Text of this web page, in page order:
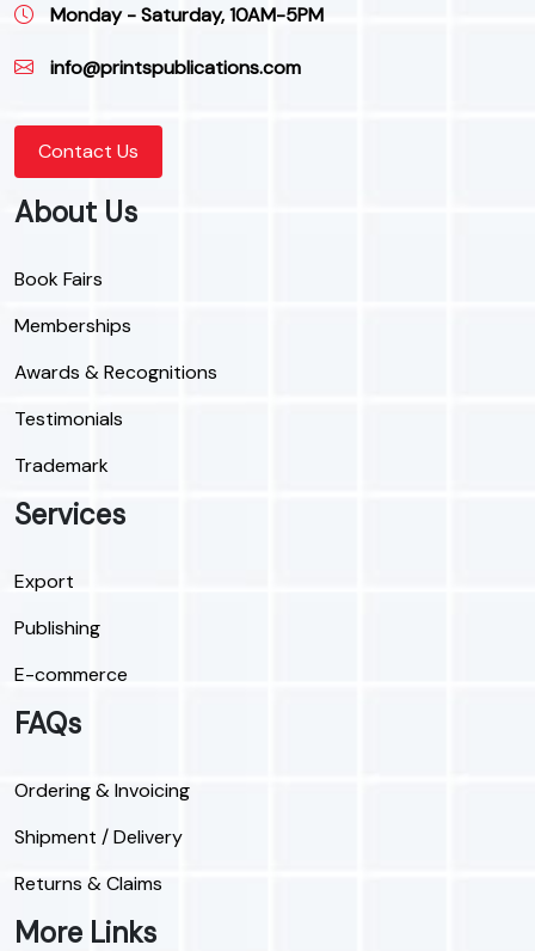
Monday - Saturday, 10AM-5PM
info@printspublications.com
Contact Us
About Us
Book Fairs
Memberships
Awards & Recognitions
Testimonials
Trademark
Services
Export
Publishing
E-commerce
FAQs
Ordering & Invoicing
Shipment / Delivery
Returns & Claims
More Links